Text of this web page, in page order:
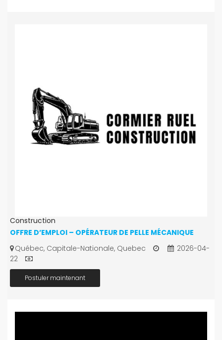
Construction
OFFRE D’EMPLOI – OPÉRATEUR DE PELLE MÉCANIQUE
Québec, Capitale-Nationale, Quebec
2026-04-
22
Postuler maintenant